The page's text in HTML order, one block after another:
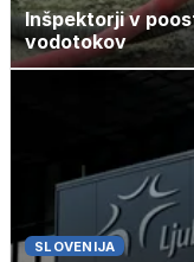
Inšpektorji v
vodotokov
SLOVENIJA